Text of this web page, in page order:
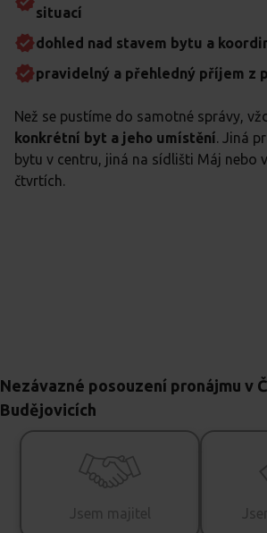
situací
dohled nad stavem bytu a
pravidelný a přehledný příjem z
Než se pustíme do samotné správy,
konkrétní byt a jeho umístění. Jiná
bytu v centru, jiná na sídlišti Máj nebo
čtvrtích.
Nezávazné posouzení pronájmu v
Budějovicích
Jsem majitel